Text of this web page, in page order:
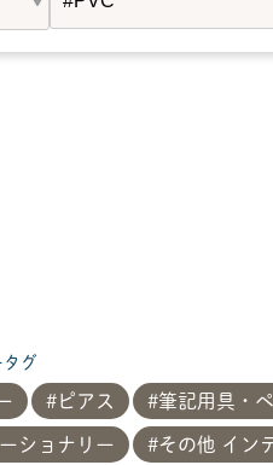
タグ
ピアス 筆記用具・
ショナリー その他 イン